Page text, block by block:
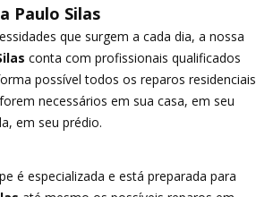
Paulo Silas
que surgem a cada dia, a nossa
conta com profissionais qualificados
possível todos os reparos residenciais
necessários em sua casa, em seu
em seu prédio.
é especializada e está preparada para